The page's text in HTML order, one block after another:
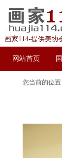
画家114-提供美
网站首页
您当前的位置